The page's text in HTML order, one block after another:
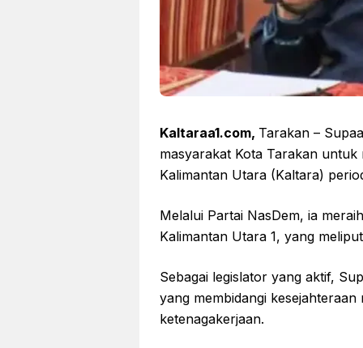
Kaltaraa1.com, Tarakan –
masyarakat Kota Tarakan untuk
Kalimantan Utara (Kaltara)
Melalui Partai NasDem, ia
Kalimantan Utara 1, yang
Sebagai legislator yang aktif,
yang membidangi
ketenagakerjaan.